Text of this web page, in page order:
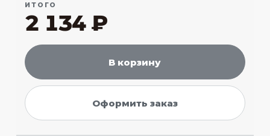
ИТОГО
2 134 ₽
В корзину
Оформить заказ